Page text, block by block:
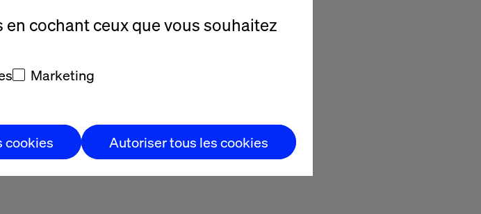
cochant ceux que vous souhaitez
Marketing
cookies Autoriser tous les cookies